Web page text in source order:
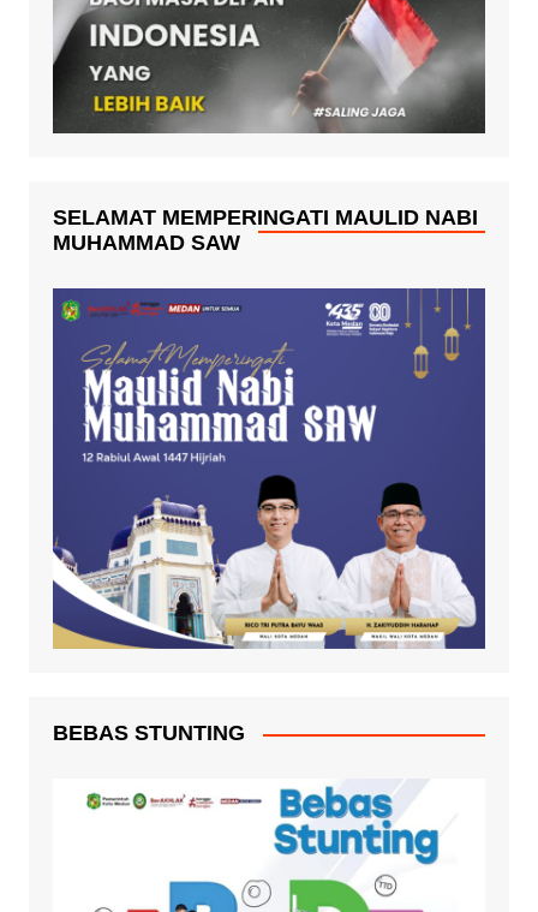
SELAMAT MEMPERINGATI MAULID NABI
MUHAMMAD SAW
BEBAS STUNTING